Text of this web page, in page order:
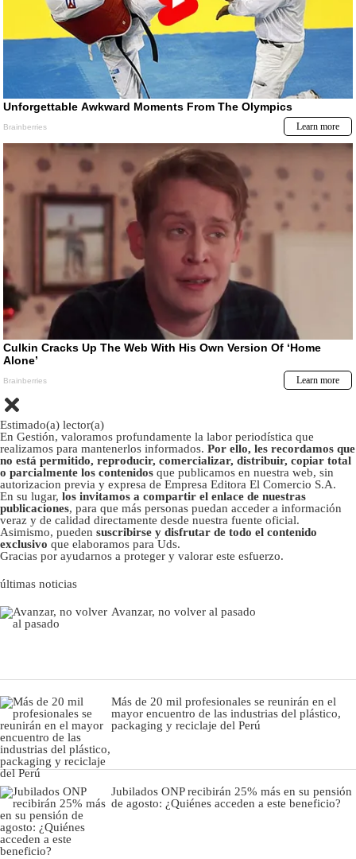
Estimado(a) lector(a)
En Gestión, valoramos profundamente la labor periodística que
realizamos para mantenerlos informados. Por ello, les recordamos que
no está permitido, reproducir, comercializar, distribuir, copiar total
o parcialmente los contenidos que publicamos en nuestra web, sin
autorizacion previa y expresa de Empresa Editora El Comercio S.A.
En su lugar, los invitamos a compartir el enlace de nuestras
publicaciones, para que más personas puedan acceder a información
veraz y de calidad directamente desde nuestra fuente oficial.
Asimismo, pueden suscribirse y disfrutar de todo el contenido
exclusivo que elaboramos para Uds.
Gracias por ayudarnos a proteger y valorar este esfuerzo.
últimas noticias
Avanzar, no volver al pasado
Más de 20 mil profesionales se reunirán en el
mayor encuentro de las industrias del plástico,
packaging y reciclaje del Perú
Jubilados ONP recibirán 25% más en su pensión
de agosto: ¿Quiénes acceden a este beneficio?